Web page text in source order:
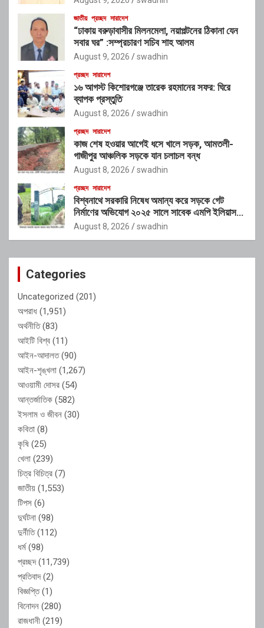
জাতীয় প্রচ্ছদ সারাদেশ
“ঢাকায় বরুড়াবাসীর মিলনমেলা, নয়াপল্টনের ঠিকানা যেন
সবার ঘর” :সম্প্রচারণ সচিব শাহ আলম
August 9, 2026 swadhin
প্রচ্ছদ সারাদেশ
১৬ আগস্ট কিশোরগঞ্জে তারেক রহমানের সফর: ঘিরে
ব্যাপক প্রস্তুতি
August 8, 2026 swadhin
প্রচ্ছদ সারাদেশ
কাজ শেষ হওয়ার আগেই ধসে খালে সড়ক, আমতলী-
গাজীপুর আঞ্চলিক সড়কে যান চলাচল বন্ধ
August 8, 2026 swadhin
প্রচ্ছদ সারাদেশ
বিশ্বনাথে সরকারি নিষেধ অমান্য করে সড়কে গেট
নির্মাণের অভিযোগ ২০২৫ সালে সাবেক এমপি ইলিয়াস
আলীর নামে নামফলক স্থাপনের অভিযোগ
August 8, 2026 swadhin
Categories
Uncategorized (201)
অপরাধ (1,951)
অর্থনীতি(83)
আইটি বিশ্ব (11)
আইন-আদালত(90)
আইন-শৃঙ্খলা (1,267)
আওয়ামী দোসর (54)
আন্তর্জাতিক (582)
ইসলাম ও জীবন (30)
কবিতা (8)
কৃষি (25)
খেলা (239)
চিত্র বিচিত্র (7)
জাতীয় (1,553)
টিপস (6)
দুর্ঘটনা (98)
দুর্নীতি(112)
ধর্ম(98)
প্রচ্ছদ(11,739)
প্রতিবাদ(2)
বিজ্ঞপ্তি(1)
বিনোদন (280)
রাজধানী (219)